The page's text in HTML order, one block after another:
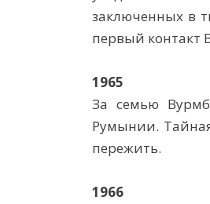
заключенных в
первый контакт
1965
За семью
Румынии.
пережить.
1966